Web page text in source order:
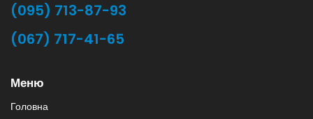
(095) 713-87-93
(067) 717-41-65
Меню
Головна